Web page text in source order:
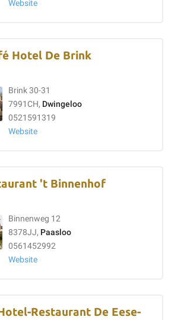
Website
Hotel De Brink
Brink 30-31
7991CH, Dwingeloo
0521591319
Website
't Binnenhof
Binnenweg 12
8378JJ, Paasloo
0561452992
Website
Restaurant De Eese-